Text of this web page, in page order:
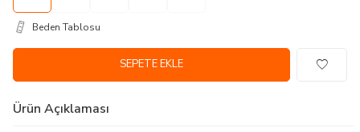
Beden Tablosu
SEPETE EKLE
Ürün Açıklaması